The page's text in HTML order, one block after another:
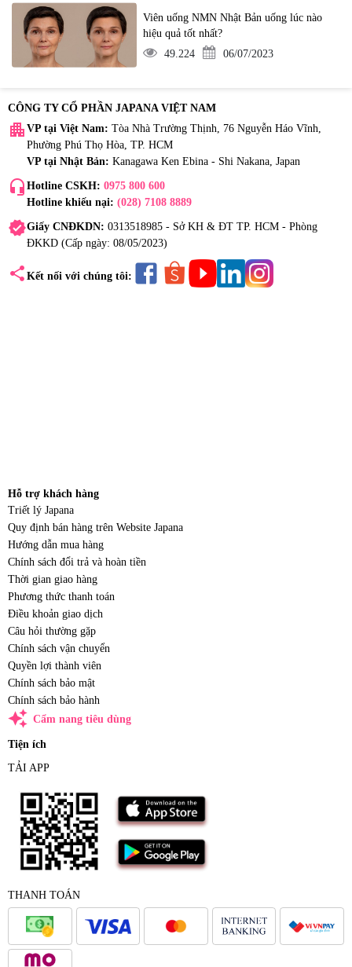
Viên uống NMN Nhật Bản uống lúc nào
hiệu quả tốt nhất?
49.224
06/07/2023
CÔNG TY CỔ PHẦN JAPANA VIỆT NAM
apartment VP tại Việt Nam: Tòa Nhà Trường Thịnh, 76 Nguyễn Háo Vĩnh,
Phường Phú Thọ Hòa, TP. HCM
VP tại Nhật Bản: Kanagawa Ken Ebina - Shi Nakana, Japan
headset_mic Hotline CSKH: 0975 800 600
Hotline khiếu nại: (028) 7108 8889
verifiedGiấy CNĐKDN: 0313518985 - Sở KH & ĐT TP. HCM - Phòng
ĐKKD (Cấp ngày: 08/05/2023)
share Kết nối với chúng tôi:
Hỗ trợ khách hàng
Triết lý Japana
Quy định bán hàng trên Website Japana
Hướng dẫn mua hàng
Chính sách đổi trả và hoàn tiền
Thời gian giao hàng
Phương thức thanh toán
Điều khoản giao dịch
Câu hỏi thường gặp
Chính sách vận chuyển
Quyền lợi thành viên
Chính sách bảo mật
Chính sách bảo hành
auto_awesome Cẩm nang tiêu dùng
Tiện ích
TẢI APP
THANH TOÁN